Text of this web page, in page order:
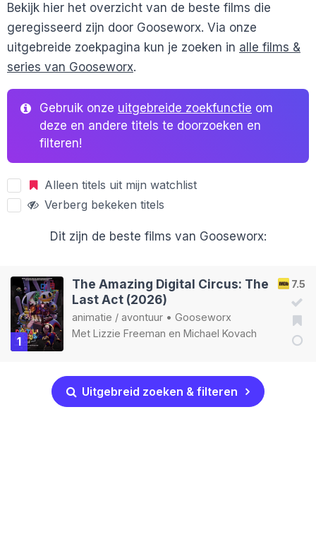
Bekijk hier het overzicht van de beste films die
geregisseerd zijn door Gooseworx. Via onze
uitgebreide zoekpagina kun je zoeken in alle films &
series van Gooseworx.
Gebruik onze uitgebreide zoekfunctie om
deze en andere titels te doorzoeken en
filteren!
Alleen titels uit mijn watchlist
Verberg bekeken titels
Dit zijn de beste films van Gooseworx:
1
7.5
The Amazing Digital Circus: The
Last Act (2026)
animatie / avontuur • Gooseworx
Met Lizzie Freeman en Michael Kovach
Uitgebreid zoeken & filteren